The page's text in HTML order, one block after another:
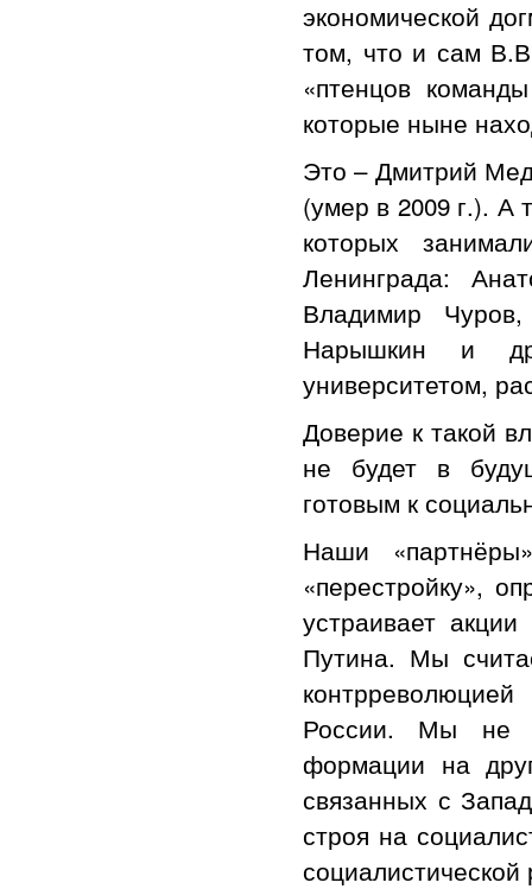
экономической
том, что и сам
«птенцов
которые ныне
Это – Дмитрий
(умер в 2009 г.). А
которых
Ленинграда:
Владимир
Нарышкин и
университетом,
Доверие к такой
не будет в
готовым к
Наши
«перестройку»,
устраивает
Путина. Мы
России. Мы не
формации на
связанных с
строя на